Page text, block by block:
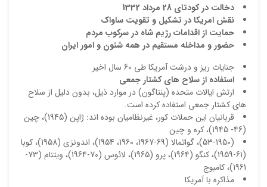
دخالت در کودتای 28 مرداد 1332
نقش امریکا در تشکیل و تقویت ساواک
حمایت از اقدامات رژیم شاه در سرکوب مردم
حضور و مداخله مستقیم در همه شئون و امور ایران
جنايات ريز و درشت آمريكا طي 60 سال اخير
استفاده از سلاح هاي كشتار جمعي
ارتش ايالات متحده (پنتاگون) در موارد ذيل، بدون دليل از سلاح
هاي كشتار جمعي استفاده كرده است.
قربانيان اين حملات كور، غيرنظاميان بوده اند: ژاپن (1945)، چين
(46- 1945)، كره و چين
(53-1950)، گواتمالا (69-1967، 1960، 1954)، اندونزي (1958)، كوبا
(61-1959)، كنگو (1964)، پرو (1965)، لائوس (70-1964)، ويتنام (73-
1961)، كامبوج
مذاکره با آمریکا